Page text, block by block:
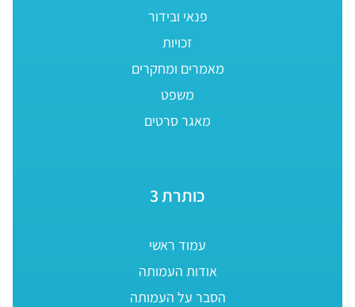
פנאי ובידור
זכויות
מאמרים ומחקרים
משפט
מאגר סרטים
כותרת 3
עמוד ראשי
אודות העמותה
הסבר על העמותה